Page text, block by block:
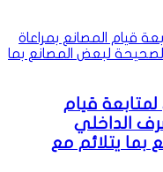
قيام
الداخلي
بما يتلائم مع